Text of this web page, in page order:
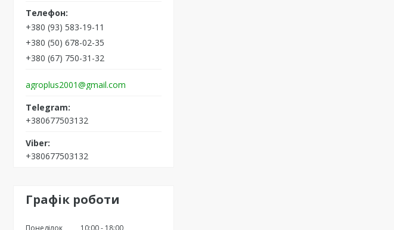
+380 (93) 583-19-11
+380 (50) 678-02-35
+380 (67) 750-31-32
agroplus2001@gmail.com
+380677503132
+380677503132
Графік роботи
Понеділок 10:00 18:00